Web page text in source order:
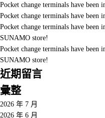
Pocket change terminals have been
Pocket change terminals have been
Pocket change terminals have been
SUNAMO store!
Pocket change terminals have been
SUNAMO store!
近期留言
彙整
2026 年 7 月
2026 年 6 月